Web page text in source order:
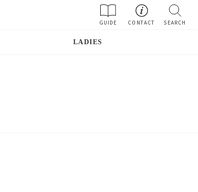
GUIDE CONTACT SEARCH
LADIES